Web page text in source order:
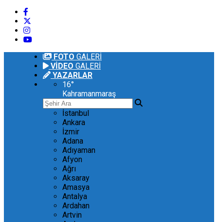
FOTO GALERİ
VİDEO GALERİ
YAZARLAR
16°
Kahramanmaraş
İstanbul
Ankara
İzmir
Adana
Adıyaman
Afyon
Ağrı
Aksaray
Amasya
Antalya
Ardahan
Artvin